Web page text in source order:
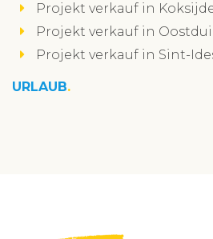
Projekt verkauf in
Projekt verkauf in
Projekt verkauf in Sint-
URLAUB